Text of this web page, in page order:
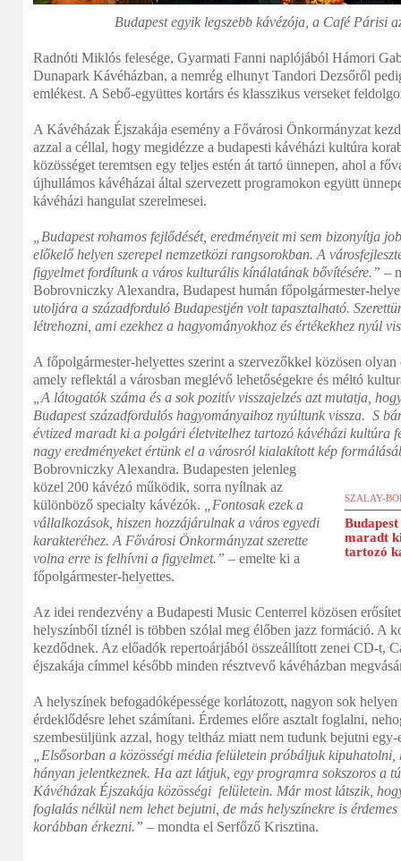
Budapest egyik legszebb kávézója, a Café Párisi
Radnóti Miklós felesége, Gyarmati Fanni naplójából Hámori
Dunapark Kávéházban, a nemrég elhunyt Tandori Dezsőről
emlékest. A Sebő-együttes kortárs és klasszikus verseket
A Kávéházak Éjszakája esemény a Fővárosi Önkormányzat
azzal a céllal, hogy megidézze a budapesti kávéházi kultúra
közösséget teremtsen egy teljes estén át tartó ünnepen, ahol a
újhullámos kávéházai által szervezett programokon együtt
kávéházi hangulat szerelmesei.
„Budapest rohamos fejlődését, eredményeit mi sem bizonyítja
előkelő helyen szerepel nemzetközi rangsorokban. A
figyelmet fordítunk a város kulturális kínálatának bővítésére.” –
Bobrovniczky Alexandra, Budapest humán főpolgármester-
utoljára a századforduló Budapestjén volt tapasztalható.
létrehozni, ami ezekhez a hagyományokhoz és értékekhez nyúl
A főpolgármester-helyettes szerint a szervezőkkel közösen
amely reflektál a városban meglévő lehetőségekre és méltó
„A látogatók száma és a sok pozitív visszajelzés azt mutatja,
Budapest századfordulós hagyományaihoz nyúltunk vissza. S
évtized maradt ki a polgári életvitelhez tartozó kávéházi kultúra
nagy eredményeket értünk el a városról kialakított kép
Bobrovniczky Alexandra. Budapesten jelenleg
SZALAY-
maradt
tartozó
közel 200 kávézó működik, sorra nyílnak az
különböző specialty kávézók.
„Fontosak ezek a
vállalkozások, hiszen hozzájárulnak a város egyedi
karakteréhez. A Fővárosi Önkormányzat szerette
volna erre is felhívni a figyelmet.” – emelte ki a
főpolgármester-helyettes.
Az idei rendezvény a Budapesti Music Centerrel közösen
helyszínből tíznél is többen szólal meg élőben jazz formáció. A
kezdődnek. Az előadók repertoárjából összeállított zenei CD-t,
éjszakája címmel később minden résztvevő kávéházban
A helyszínek befogadóképessége korlátozott, nagyon sok helyen
érdeklődésre lehet számítani. Érdemes előre asztalt foglalni,
szembesüljünk azzal, hogy teltház miatt nem tudunk bejutni
„Elsősorban a közösségi média felületein próbáljuk
hányan jelentkeznek. Ha azt látjuk, egy programra sokszoros a
Kávéházak Éjszakája közösségi felületein. Már most látszik,
foglalás nélkül nem lehet bejutni, de más helyszínekre is
korábban érkezni.” – mondta el Serfőző Krisztina.